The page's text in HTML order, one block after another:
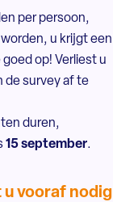
per persoon,
u krijgt een
op! Verliest u
de survey af te
duren,
15 september.
vooraf nodig